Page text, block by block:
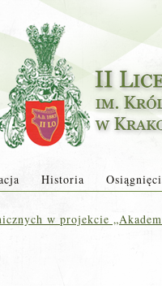
Historia
w projekcie